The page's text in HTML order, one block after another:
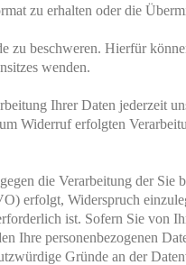
zu erhalten oder die
zu beschweren. Hierfür
wenden.
Ihrer Daten jederzeit
Widerruf erfolgten
die Verarbeitung der Sie
erfolgt, Widerspruch
ist. Sofern Sie von
Ihre personenbezogenen
Gründe an der